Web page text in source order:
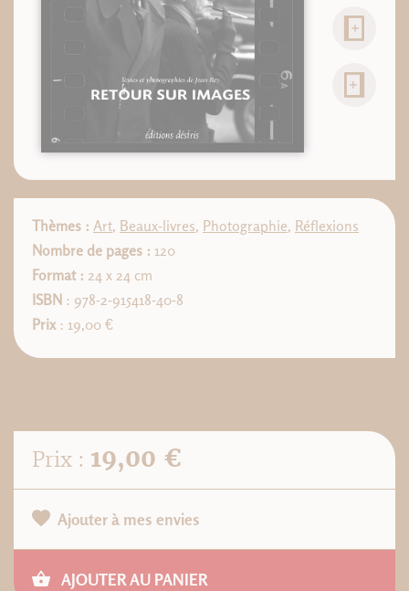
Thèmes : Art, Beaux-livres, Photographie, Réflexions
Nombre de pages : 120
Format : 24 x 24 cm
ISBN : 978-2-915418-40-8
Prix: 19,00 €
Prix : 19,00 €
Ajouter à mes envies
AJOUTER AU PANIER